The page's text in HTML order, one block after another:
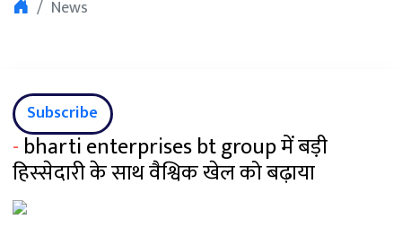
News
Subscribe
- bharti enterprises bt group में बड़ी
हिस्सेदारी के साथ वैश्विक खेल को बढ़ाया